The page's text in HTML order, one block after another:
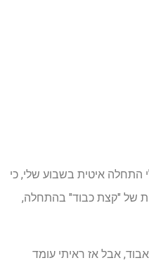
התחלה איטית בשבוע שלי, כי
של "קצת כבוד" בהתחלה,
אבל אז ראיתי עומד